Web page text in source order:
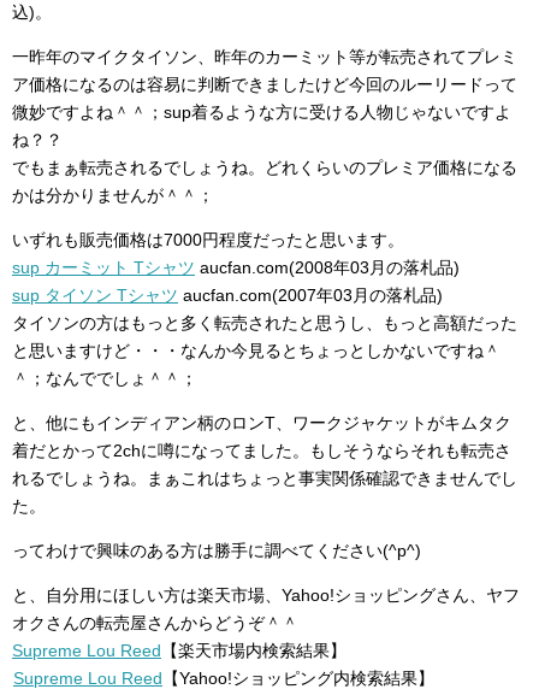
込)。
一昨年のマイクタイソン、昨年のカーミット等が転売されてプレミ
ア価格になるのは容易に判断できましたけど今回のルーリードって
微妙ですよね＾＾；sup着るような方に受ける人物じゃないですよ
ね？？
でもまぁ転売されるでしょうね。どれくらいのプレミア価格になる
かは分かりませんが＾＾；
いずれも販売価格は7000円程度だったと思います。
sup カーミット Tシャツ aucfan.com(2008年03月の落札品)
sup タイソン Tシャツ aucfan.com(2007年03月の落札品)
タイソンの方はもっと多く転売されたと思うし、もっと高額だった
と思いますけど・・・なんか今見るとちょっとしかないですね＾
＾；なんででしょ＾＾；
と、他にもインディアン柄のロンT、ワークジャケットがキムタク
着だとかって2chに噂になってました。もしそうならそれも転売さ
れるでしょうね。まぁこれはちょっと事実関係確認できませんでし
た。
ってわけで興味のある方は勝手に調べてください(^p^)
と、自分用にほしい方は楽天市場、Yahoo!ショッピングさん、ヤフ
オクさんの転売屋さんからどうぞ＾＾
Supreme Lou Reed 【楽天市場内検索結果】
Supreme Lou Reed 【Yahoo!ショッピング内検索結果】